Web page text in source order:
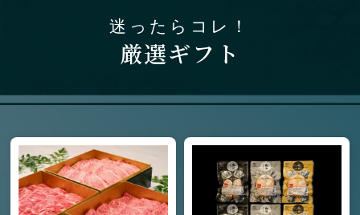
迷ったらコレ！
厳選ギフト